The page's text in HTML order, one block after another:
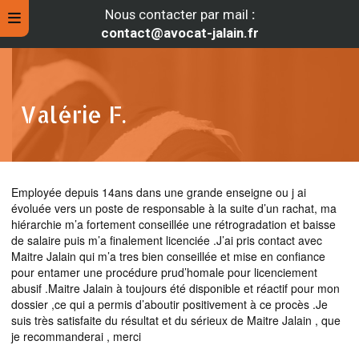
Nous contacter par mail :
contact@avocat-jalain.fr
Valérie F.
Employée depuis 14ans dans une grande enseigne ou j ai
évoluée vers un poste de responsable à la suite d’un rachat, ma
hiérarchie m’a fortement conseillée une rétrogradation et baisse
de salaire puis m’a finalement licenciée .J’ai pris contact avec
Maitre Jalain qui m’a tres bien conseillée et mise en confiance
pour entamer une procédure prud’homale pour licenciement
abusif .Maitre Jalain à toujours été disponible et réactif pour mon
dossier ,ce qui a permis d’aboutir positivement à ce procès .Je
suis très satisfaite du résultat et du sérieux de Maitre Jalain , que
je recommanderai , merci